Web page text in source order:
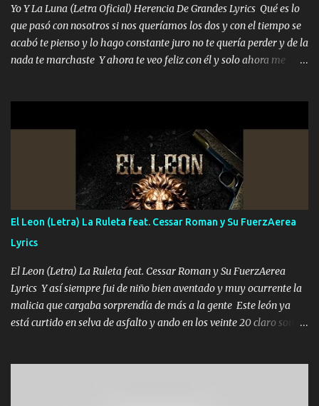
A veces me pongo un sombrero a veces me ven la cachucha de lado
con la mirada siempre en alto A veces me fajó una super o a veces
me fajó una Glock siempre armado todas las generaciones yo
traigo El chiste es que hago lo que quiero pues así soy me mandó
Yo Y La Luna (Letra Oficial) Herencia De Grandes Lyrics Qué es lo
que pasó con nosotros si nos queríamos los dos y con el tiempo se
acabó te pienso y lo hago constante juro no te quería perder y de la
nada te marchaste Y ahora te veo feliz con él y solo ahora me
pero eso ya no va a pasar me perderé en la soledad Porque me
mirabas bonito si yo no fui el final feliz el final fue triste pa mí Y
duele no tenerte aquí sabiendo que moría por ti yo y la luna
cantamos y por ti nos embriagamos Quién sabe qué será de mí si
contigo fui muy feliz a lo mejor no lloró pero muy en el fondo te
adoro
El Leon (Letra) La Ruleta feat. Cessar Roman y Su FuerzAerea
Lyrics
El Leon (Letra) La Ruleta feat. Cessar Roman y Su FuerzAerea
Lyrics Y así siempre fui de niño bien aventado y muy ocurrente la
malicia que cargaba sorprendía de más a la gente Este león ya
está curtido en selva de asfalto y ando en los veinte 20 claro son